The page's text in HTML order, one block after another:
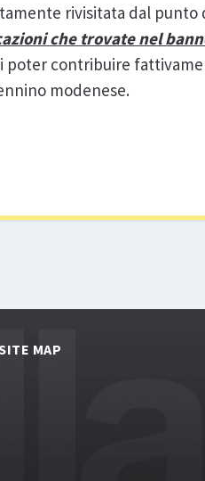
rivisitata dal punto
che trovate nel
contribuire
modenese.
MAP